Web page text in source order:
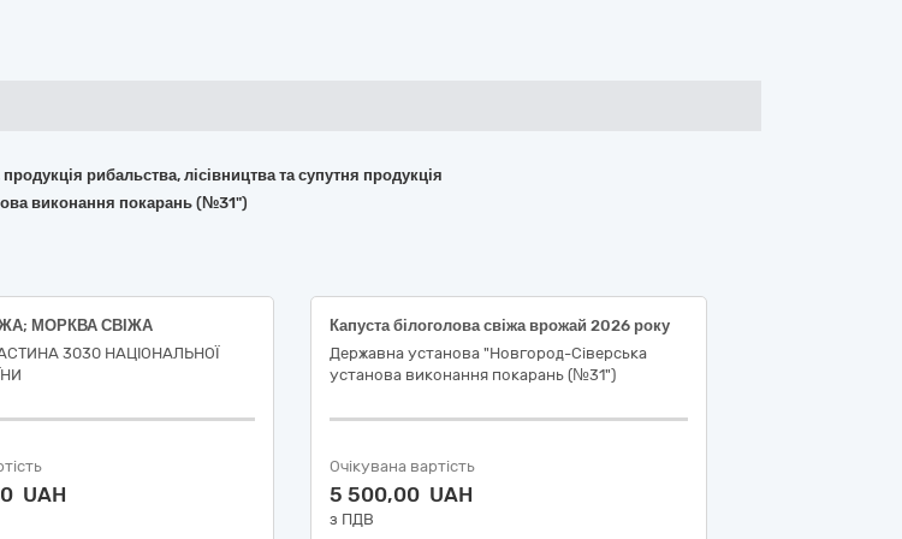
рибальства, лісівництва та супутня продукція
виконання покарань (№31")
МОРКВА СВІЖА
3030 НАЦІОНАЛЬНОЇ
UAH
Капуста білоголова свіжа врожай 2026 року
Державна установа "Новгород-Сіверська
установа виконання покарань (№31")
Очікувана вартість
5 500,00 UAH
з ПДВ